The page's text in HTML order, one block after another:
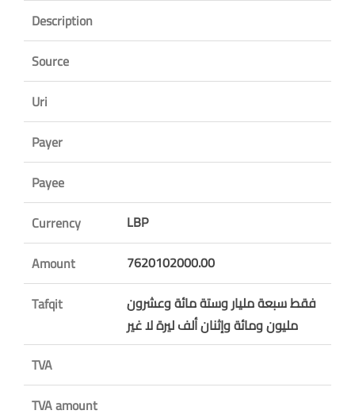
Description
Source
Uri
Payer
Payee
Currency
LBP
Amount
7620102000.00
Tafqit
فقط سبعة مليار وستة مائة وعشرون
مليون ومائة وإثنان ألف ليرة لا غير
TVA
TVA amount